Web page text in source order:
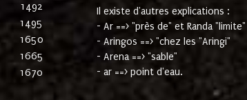
1492
1495
1650
1665
1670
Il existe d'autres explications :
- Ar ==> "près de" et Randa "limite"
- Aringos ==> "chez les "Aringi"
- Arena ==> "sable"
- ar ==> point d'eau.